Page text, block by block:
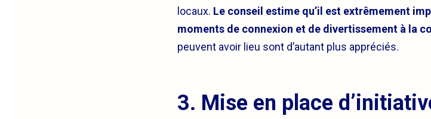
locaux. Le conseil estime qu’il est extrêmement
moments de connexion et de divertissement à la
peuvent avoir lieu sont d’autant plus appréciés.
3. Mise en place